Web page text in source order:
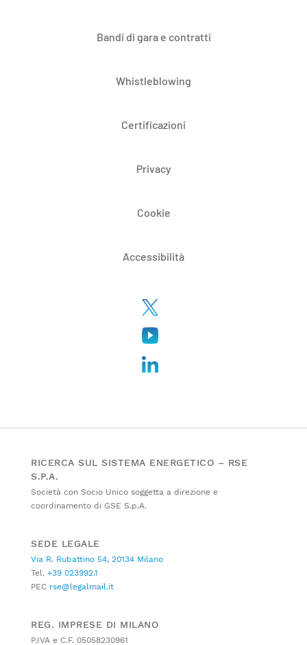
Bandi di gara e contratti
Whistleblowing
Certificazioni
Privacy
Cookie
Accessibilità
RICERCA SUL SISTEMA ENERGETICO – RSE
S.P.A.
Società con Socio Unico soggetta a direzione e
coordinamento di GSE S.p.A.
SEDE LEGALE
Via R. Rubattino 54, 20134 Milano
Tel. +39 023992.1
PEC rse@legalmail.it
REG. IMPRESE DI MILANO
P.IVA e C.F. 05058230961